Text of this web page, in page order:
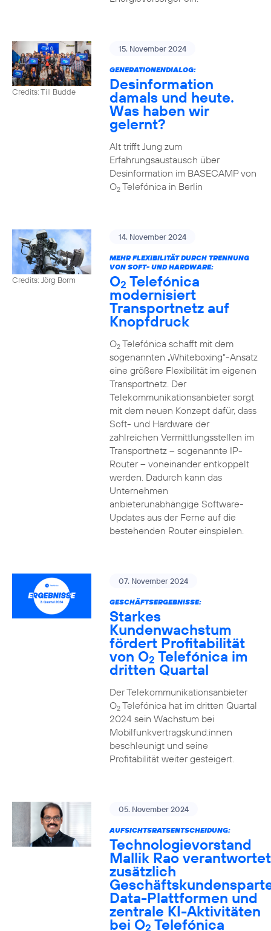
Credits: Till Budde
15. November 2024
GENERATIONENDIALOG:
Desinformation
damals und heute.
Was haben wir
gelernt?
Alt trifft Jung zum
Erfahrungsaustausch über
Desinformation im BASECAMP von
O2Telefónica in Berlin
Credits: Jörg Borm
14. November 2024
MEHR FLEXIBILITÄT DURCH TRENNUNG
VON SOFT- UND HARDWARE:
O2 Telefónica
modernisiert
Transportnetz auf
Knopfdruck
O2Telefónica schafft mit dem
sogenannten „Whiteboxing“-Ansatz
eine größere Flexibilität im eigenen
Transportnetz. Der
Telekommunikationsanbieter sorgt
mit dem neuen Konzept dafür, dass
Soft- und Hardware der
zahlreichen Vermittlungsstellen im
Transportnetz – sogenannte IP-
Router – voneinander entkoppelt
werden. Dadurch kann das
Unternehmen
anbieterunabhängige Software-
Updates aus der Ferne auf die
bestehenden Router einspielen.
07. November 2024
GESCHÄFTSERGEBNISSE:
Starkes
Kundenwachstum
fördert Profitabilität
von O2 Telefónica im
dritten Quartal
Der Telekommunikationsanbieter
O2Telefónica hat im dritten Quartal
2024 sein Wachstum bei
Mobilfunkvertragskund:innen
beschleunigt und seine
Profitabilität weiter gesteigert.
05. November 2024
AUFSICHTSRATSENTSCHEIDUNG:
Technologievorstand
Mallik Rao verantwortet
zusätzlich
Data-Plattformen und
zentrale KI-Aktivitäten
bei O2 Telefónica